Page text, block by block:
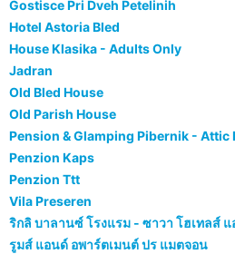
Gostisce Pri Dveh Petelinih
Hotel Astoria Bled
House Klasika - Adults Only
Jadran
Old Bled House
Old Parish House
Pension & Glamping Pibernik - Attic
Penzion Kaps
Penzion Ttt
Vila Preseren
ริกลิ บาลานซ์ โรงแรม - ซาวา โฮเทลส์
รูมส์ แอนด์ อพาร์ตเมนต์ ปร แมตจอน